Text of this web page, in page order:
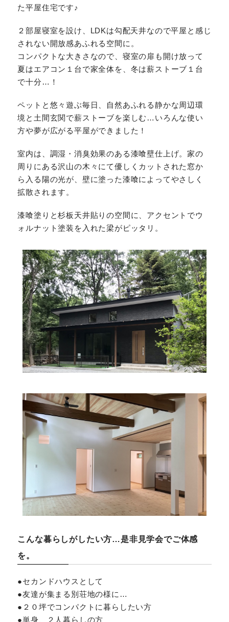
た平屋住宅です♪
２部屋寝室を設け、LDKは勾配天井なので平屋と感じ
されない開放感あふれる空間に。
コンパクトな大きさなので、寝室の扉も開け放って
夏はエアコン１台で家全体を、冬は薪ストーブ１台
で十分…！
ペットと悠々遊ぶ毎日、自然あふれる静かな周辺環
境と土間玄関で薪ストーブを楽しむ…いろんな使い
方や夢が広がる平屋ができました！
室内は、調湿・消臭効果のある漆喰壁仕上げ。家の
周りにある沢山の木々にて優しくカットされた窓か
ら入る陽の光が、壁に塗った漆喰によってやさしく
拡散されます。
漆喰塗りと杉板天井貼りの空間に、アクセントでウ
ォルナット塗装を入れた梁がピッタリ。
こんな暮らしがしたい方…是非見学会でご体感
を。
●セカンドハウスとして
●友達が集まる別荘地の様に…
●２０坪でコンパクトに暮らしたい方
●単身、２人暮らしの方